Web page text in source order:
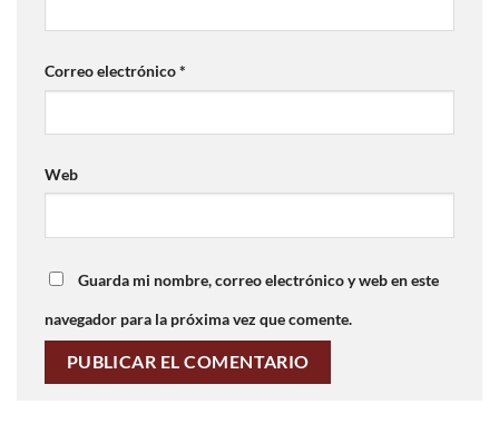
Correo electrónico*
Web
Guarda mi nombre, correo electrónico y web en este
navegador para la próxima vez que comente.